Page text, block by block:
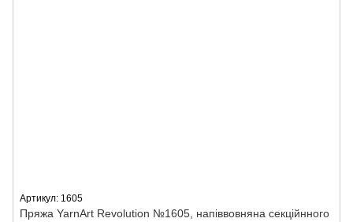
Артикул: 1605
Пряжа YarnArt Revolution №1605, напіввовняна секційнного